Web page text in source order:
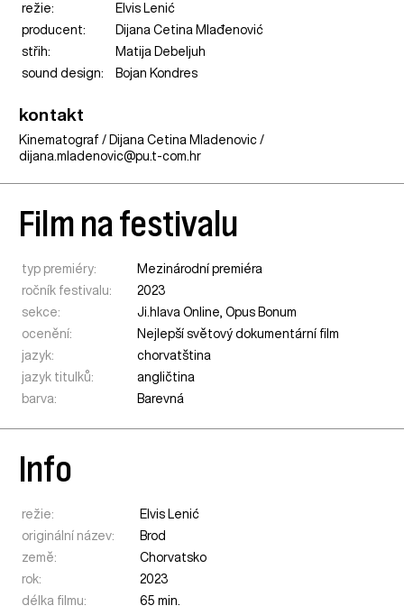
režie:
Elvis Lenić
producent:
Dijana Cetina Mlađenović
střih:
Matija Debeljuh
sound design:
Bojan Kondres
kontakt
Kinematograf / Dijana Cetina Mladenovic /
dijana.mladenovic@pu.t-com.hr
Film na festivalu
typ premiéry:
Mezinárodní premiéra
ročník festivalu:
2023
sekce:
Ji.hlava Online,Opus Bonum
ocenění:
Nejlepší světový dokumentární film
jazyk:
chorvatština
jazyk titulků:
angličtina
barva:
Barevná
Info
režie:
Elvis Lenić
originální název:
Brod
země:
Chorvatsko
rok:
2023
délka filmu:
65 min.